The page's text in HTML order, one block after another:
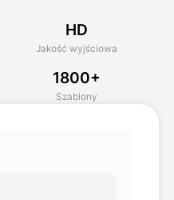
HD
Jakość wyjściowa
1800+
Szablony